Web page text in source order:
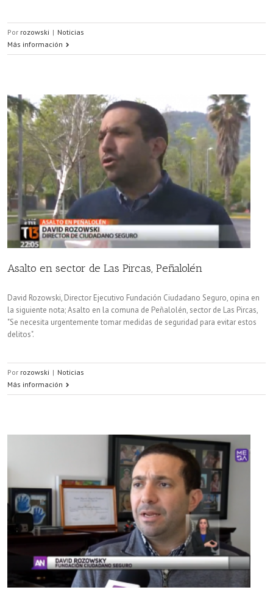
Por rozowski | Noticias
Más información
Asalto en sector de Las Pircas, Peñalolén
David Rozowski, Director Ejecutivo Fundación Ciudadano Seguro, opina en
la siguiente nota; Asalto en la comuna de Peñalolén, sector de Las Pircas,
"Se necesita urgentemente tomar medidas de seguridad para evitar estos
delitos".
Por rozowski | Noticias
Más información